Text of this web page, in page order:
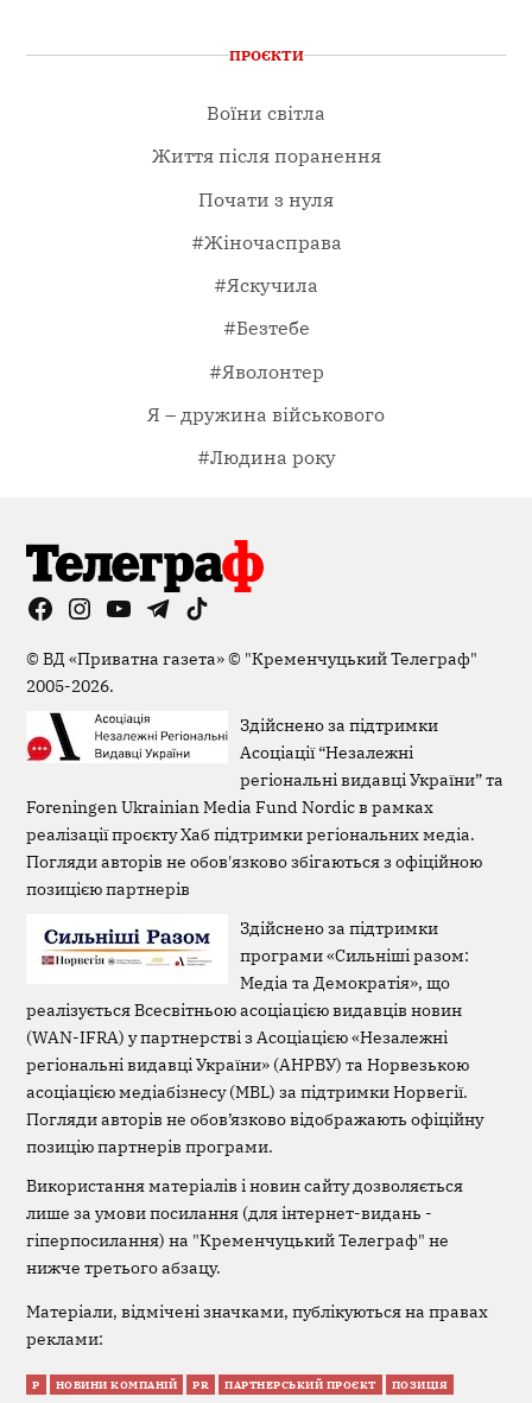
ПРОЄКТИ
Воїни світла
Життя після поранення
Почати з нуля
#Жіночасправа
#Яскучила
#Безтебе
#Яволонтер
Я – дружина військового
#Людина року
FacebookInstagram
YouTubeTelegramTikTok
©ВД «Приватна газета»© "Кременчуцький Телеграф"
2005-2026.
Здійснено за підтримки
Асоціації “Незалежні
регіональні видавці України” та
Foreningen Ukrainian Media Fund Nordic в рамках
реалізації проєкту Хаб підтримки регіональних медіа.
Погляди авторів не обов'язково збігаються з офіційною
позицією партнерів
Здійснено за підтримки
програми «Сильніші разом:
Медіа та Демократія», що
реалізується Всесвітньою асоціацією видавців новин
(WAN-IFRA) у партнерстві з Асоціацією «Незалежні
регіональні видавці України» (АНРВУ) та Норвезькою
асоціацією медіабізнесу (MBL) за підтримки Норвегії.
Погляди авторів не обов’язково відображають офіційну
позицію партнерів програми.
Використання матеріалів і новин сайту дозволяється
лише за умови посилання (для інтернет-видань -
гіперпосилання) на "Кременчуцький Телеграф" не
нижче третього абзацу.
Матеріали, відмічені значками, публікуються на правах
реклами:
Р НОВИНИ КОМПАНІЙ PR ПАРТНЕРСЬКИЙ ПРОЄКТ ПОЗИЦІЯ